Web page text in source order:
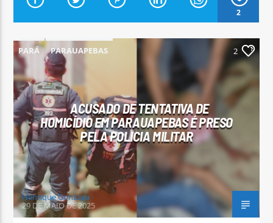
CURRENT TRACK
ARARA AZUL FM 96,9
Arara Azul FM
2
PARÁ PARAUAPEBAS 2
ACUSADO DE TENTATIVA DE
HOMICÍDIO EM PARAUAPEBAS É PRESO
PELA POLICIA MILITAR
Henrique Gonzaga
29 DE MAIO DE 2025